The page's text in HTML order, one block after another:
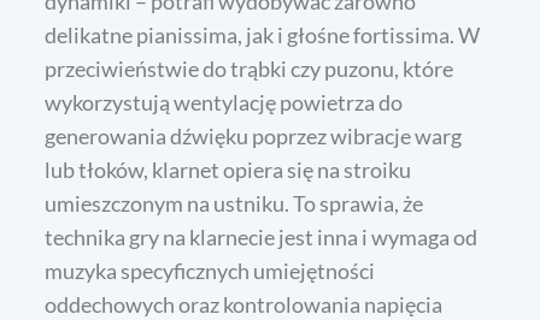
delikatne pianissima, jak i głośne fortissima. W
przeciwieństwie do trąbki czy puzonu, które
wykorzystują wentylację powietrza do
generowania dźwięku poprzez wibracje warg
lub tłoków, klarnet opiera się na stroiku
umieszczonym na ustniku. To sprawia, że
technika gry na klarnecie jest inna i wymaga od
muzyka specyficznych umiejętności
oddechowych oraz kontrolowania napięcia